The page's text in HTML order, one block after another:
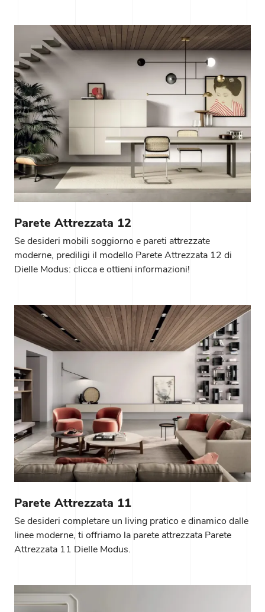
Parete Attrezzata 12
Se desideri mobili soggiorno e pareti attrezzate
moderne, prediligi il modello Parete Attrezzata 12 di
Dielle Modus: clicca e ottieni informazioni!
Parete Attrezzata 11
Se desideri completare un living pratico e dinamico dalle
linee moderne, ti offriamo la parete attrezzata Parete
Attrezzata 11 Dielle Modus.